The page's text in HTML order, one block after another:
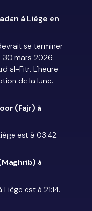
à Liège en
se terminer
30 mars 2026,
al-Fitr. L'heure
de la lune.
(Fajr) à
est à 03:42.
à
est à 21:14.